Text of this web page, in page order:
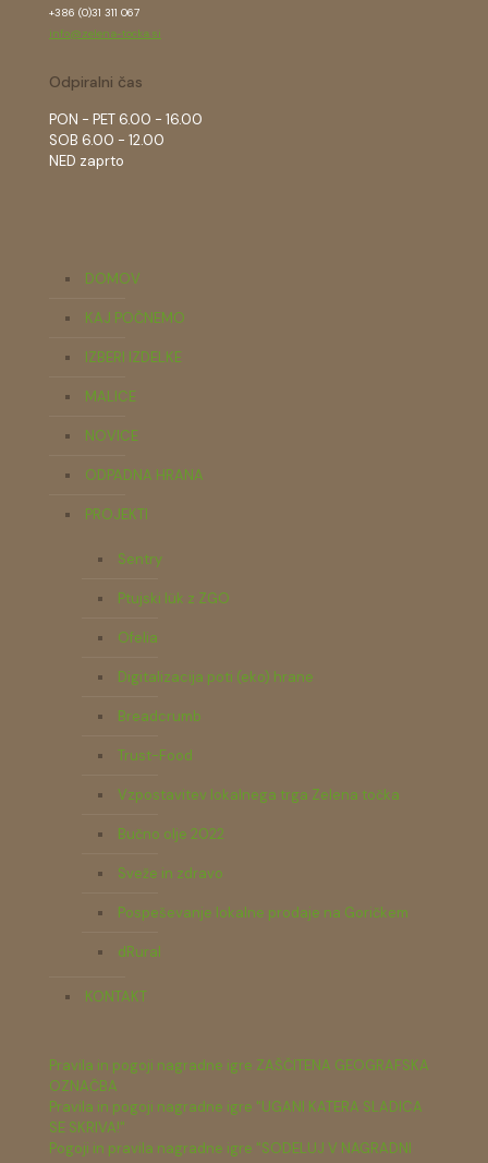
+386 (0)31 311 067
info@zelena-tocka.si
Odpiralni čas
PON - PET 6.00 - 16.00
SOB 6.00 - 12.00
NED zaprto
DOMOV
KAJ POČNEMO
IZBERI IZDELKE
MALICE
NOVICE
ODPADNA HRANA
PROJEKTI
Sentry
Ptujski lük z ZGO
Ofelia
Digitalizacija poti (eko) hrane
Breadcrumb
Trust-Food
Vzpostavitev lokalnega trga Zelena točka
Bučno olje 2022
Sveže in zdravo
Pospeševanje lokalne prodaje na Goričkem
dRural
KONTAKT
Pravila in pogoji nagradne igre ZAŠČITENA GEOGRAFSKA
OZNAČBA
Pravila in pogoji nagradne igre "UGANI KATERA SLADICA
SE SKRIVA!"
Pogoji in pravila nagradne igre "SODELUJ V NAGRADNI